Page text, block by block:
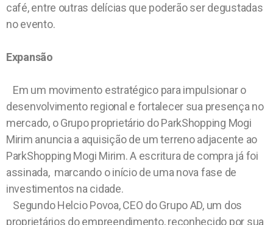
café, entre outras delícias que poderão ser degustadas
no evento.
Expansão
Em um movimento estratégico para impulsionar o
desenvolvimento regional e fortalecer sua presença no
mercado, o Grupo proprietário do ParkShopping Mogi
Mirim anuncia a aquisição de um terreno adjacente ao
ParkShopping Mogi Mirim. A escritura de compra já foi
assinada, marcando o início de uma nova fase de
investimentos na cidade.
Segundo Helcio Povoa, CEO do Grupo AD, um dos
proprietários do empreendimento, reconhecido por sua